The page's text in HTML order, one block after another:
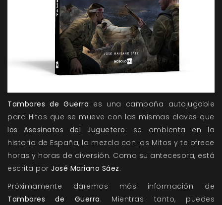
Tambores de Guerra es una campaña autojugable
para Hitos que se mueve con las mismas claves que
losAsesinatos del Juguetero: se ambienta en la
historia de España, la mezcla con los Mitos y te ofrece
horas y horas de diversión. Como su antecesora, está
escrita por José Mariano Sáez.
Próximamente daremos más información de
Tambores de Guerra. Mientras tanto, puedes